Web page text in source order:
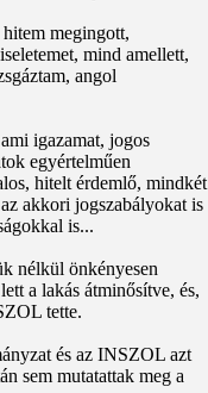
megingott,
mind amellett,
angol
igazamat, jogos
egyértelműen
hitelt érdemlő, mindkét
akkori jogszabályokat is
is...
nélkül önkényesen
a lakás átminősítve, és,
tette.
és az INSZOL azt
sem mutatattak meg a